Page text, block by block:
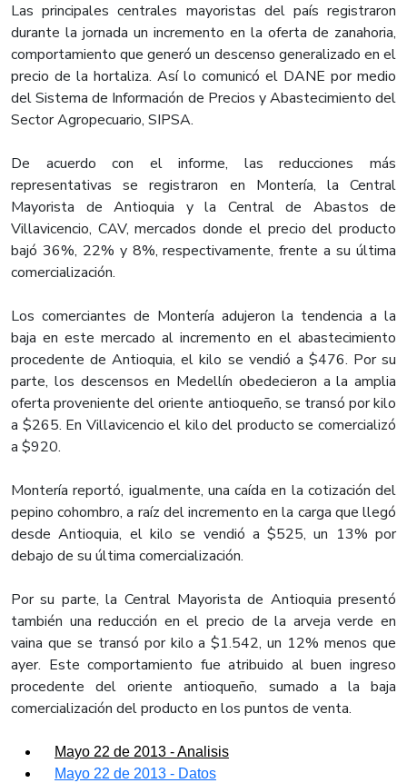
Las principales centrales mayoristas del país registraron
durante la jornada un incremento en la oferta de zanahoria,
comportamiento que generó un descenso generalizado en el
precio de la hortaliza. Así lo comunicó el DANE por medio
del Sistema de Información de Precios y Abastecimiento del
Sector Agropecuario, SIPSA.
De acuerdo con el informe, las reducciones más
representativas se registraron en Montería, la Central
Mayorista de Antioquia y la Central de Abastos de
Villavicencio, CAV, mercados donde el precio del producto
bajó 36%, 22% y 8%, respectivamente, frente a su última
comercialización.
Los comerciantes de Montería adujeron la tendencia a la
baja en este mercado al incremento en el abastecimiento
procedente de Antioquia, el kilo se vendió a $476. Por su
parte, los descensos en Medellín obedecieron a la amplia
oferta proveniente del oriente antioqueño, se transó por kilo
a $265. En Villavicencio el kilo del producto se comercializó
a $920.
Montería reportó, igualmente, una caída en la cotización del
pepino cohombro, a raíz del incremento en la carga que llegó
desde Antioquia, el kilo se vendió a $525, un 13% por
debajo de su última comercialización.
Por su parte, la Central Mayorista de Antioquia presentó
también una reducción en el precio de la arveja verde en
vaina que se transó por kilo a $1.542, un 12% menos que
ayer. Este comportamiento fue atribuido al buen ingreso
procedente del oriente antioqueño, sumado a la baja
comercialización del producto en los puntos de venta.
Mayo 22 de 2013 - Analisis
Mayo 22 de 2013 - Datos